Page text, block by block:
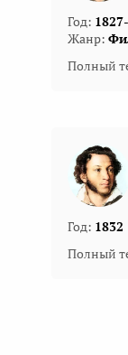
Год:
Жанр:
Полный
Год: 1832
Полный